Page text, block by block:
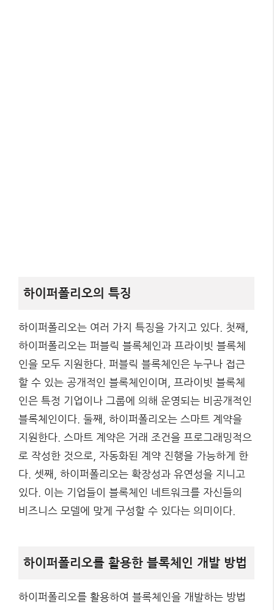
하이퍼폴리오의 특징
하이퍼폴리오는 여러 가지 특징을 가지고 있다. 첫째,
하이퍼폴리오는 퍼블릭 블록체인과 프라이빗 블록체
인을 모두 지원한다. 퍼블릭 블록체인은 누구나 접근
할 수 있는 공개적인 블록체인이며, 프라이빗 블록체
인은 특정 기업이나 그룹에 의해 운영되는 비공개적인
블록체인이다. 둘째, 하이퍼폴리오는 스마트 계약을
지원한다. 스마트 계약은 거래 조건을 프로그래밍적으
로 작성한 것으로, 자동화된 계약 진행을 가능하게 한
다. 셋째, 하이퍼폴리오는 확장성과 유연성을 지니고
있다. 이는 기업들이 블록체인 네트워크를 자신들의
비즈니스 모델에 맞게 구성할 수 있다는 의미이다.
하이퍼폴리오를 활용한 블록체인 개발 방법
하이퍼폴리오를 활용하여 블록체인을 개발하는 방법